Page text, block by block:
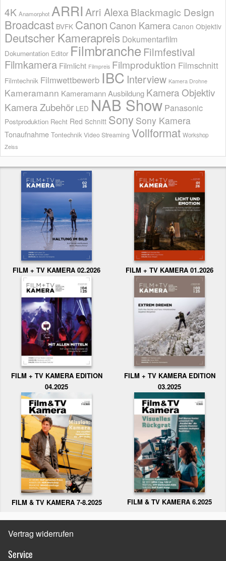
4K Anamorphot ARRI Arri AlexaBlackmagic Design
Broadcast BVFK Canon Canon Kamera Canon Objektiv
Deutscher Kamerapreis Dokumentarfilm
Dokumentation Editor Filmbranche Filmfestival
Filmkamera Filmlicht Filmpreis Filmproduktion Filmschnitt
Filmtechnik Filmwettbewerb IBC Interview Kamera Drohne
Kameramann Kameramann Ausbildung Kamera Objektiv
Kamera Zubehör LED NAB Show Panasonic
Postproduktion Recht Red Schnitt Sony Sony Kamera
Tonaufnahme Tontechnik Video Streaming Vollformat Workshop
Zeiss
FILM + TV KAMERA 02.2026 FILM + TV KAMERA 01.2026
FILM + TV KAMERA EDITION
04.2025
FILM + TV KAMERA EDITION
03.2025
FILM & TV KAMERA 7-8.2025 FILM & TV KAMERA 6.2025
Vertrag widerrufen
Service